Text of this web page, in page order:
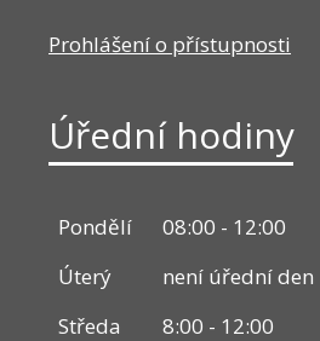
Prohlášení o přístupnosti
Úřední hodiny
Pondělí 08:00 - 12:00
Úterý
není úřední den
Středa
8:00 - 12:00